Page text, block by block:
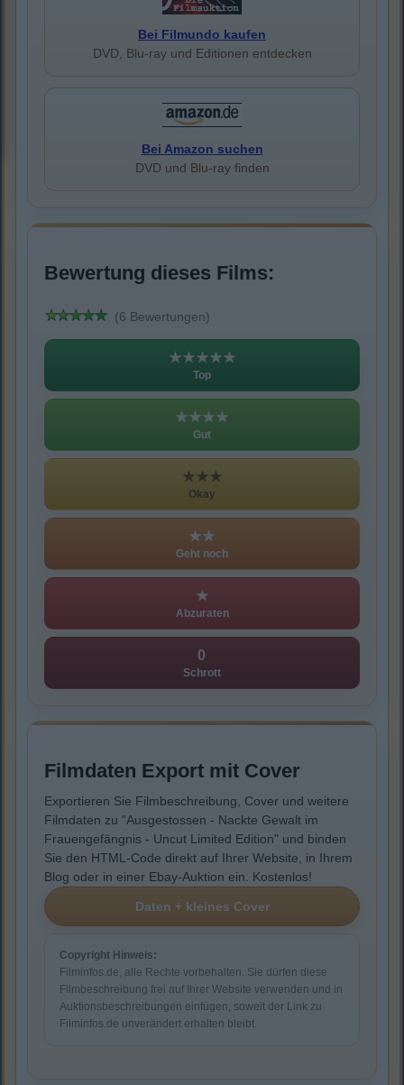
Bei Filmundo kaufen
DVD, Blu-ray und Editionen entdecken
Bei Amazon suchen
DVD und Blu-ray finden
Bewertung dieses Films:
(6 Bewertungen)
★★★★★
Top
★★★★
Gut
★★★
Okay
★★
Geht noch
★
Abzuraten
0
Schrott
Filmdaten Export mit Cover
Exportieren Sie Filmbeschreibung, Cover und weitere
Filmdaten zu "Ausgestossen - Nackte Gewalt im
Frauengefängnis - Uncut Limited Edition" und binden
Sie den HTML-Code direkt auf Ihrer Website, in Ihrem
Blog oder in einer Ebay-Auktion ein. Kostenlos!
Copyright Hinweis:
Filminfos.de, alle Rechte vorbehalten. Sie dürfen diese
Filmbeschreibung frei auf Ihrer Website verwenden und in
Auktionsbeschreibungen einfügen, soweit der Link zu
Filminfos.de unverändert erhalten bleibt.